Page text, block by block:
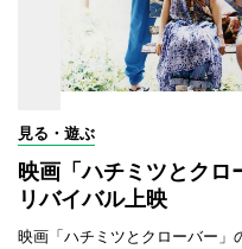
見る・遊ぶ
映画「ハチミツとク
リバイバル上映
映画「ハチミツとクローバー」